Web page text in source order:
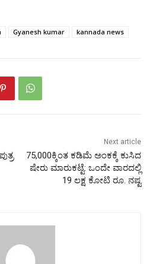
Gyanesh kumar kannada news
Next article
75,000ಕ್ಕಿಂತ ಕಡಿಮೆ ಅಂಕಕ್ಕೆ ಕುಸಿದ
ಷೇರು ಮಾರುಕಟ್ಟೆ: ಒಂದೇ ವಾರದಲ್ಲಿ
19 ಲಕ್ಷ ಕೋಟಿ ರೂ. ನಷ್ಟ